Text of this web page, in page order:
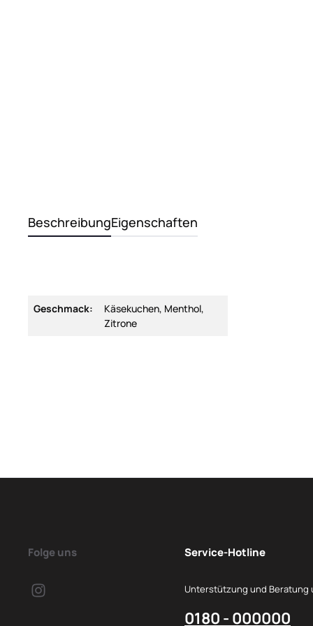
BeschreibungEigenschaften
Geschmack:
Käsekuchen, Menthol,
Zitrone
Folge uns Service-Hotline
Unterstützung und Beratung
0180 - 000000